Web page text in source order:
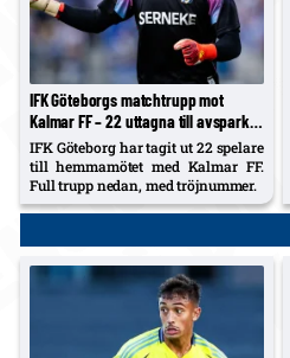
IFK Göteborgs matchtrupp mot
Kalmar FF – 22 uttagna till avspark
16.30
IFK Göteborg har tagit ut 22 spelare
till hemmamötet med Kalmar FF.
Full trupp nedan, med tröjnummer.